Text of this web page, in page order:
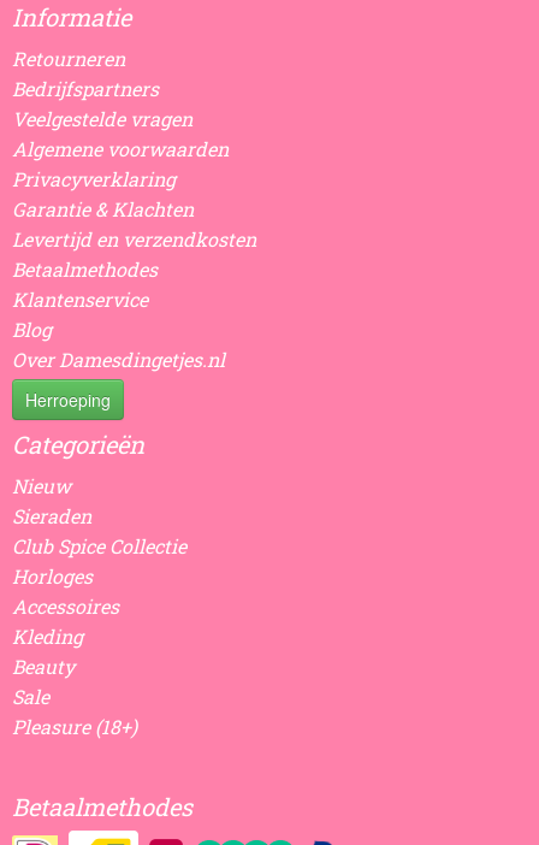
Informatie
Retourneren
Bedrijfspartners
Veelgestelde vragen
Algemene voorwaarden
Privacyverklaring
Garantie & Klachten
Levertijd en verzendkosten
Betaalmethodes
Klantenservice
Blog
Over Damesdingetjes.nl
Herroeping
Categorieën
Nieuw
Sieraden
Club Spice Collectie
Horloges
Accessoires
Kleding
Beauty
Sale
Pleasure (18+)
Betaalmethodes